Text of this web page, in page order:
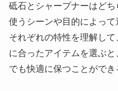
砥石とシャープナーはどち
使うシーンや目的によって
それぞれの特性を理解し
に合ったアイテムを選ぶ
でも快適に保つことができ